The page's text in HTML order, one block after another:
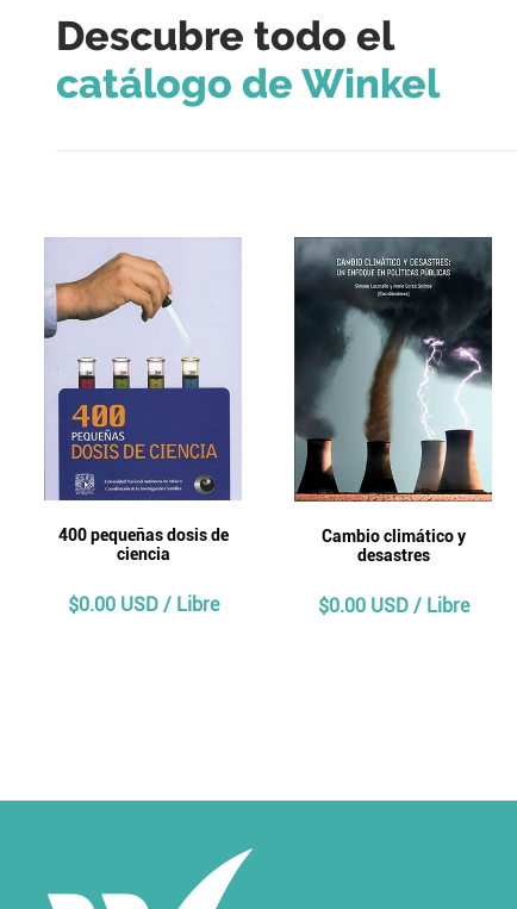
Descubre todo el
catálogo de Winkel
400 pequeñas dosis de
ciencia
$0.00 USD / Libre
Cambio climático y
desastres
$0.00 USD / Libre